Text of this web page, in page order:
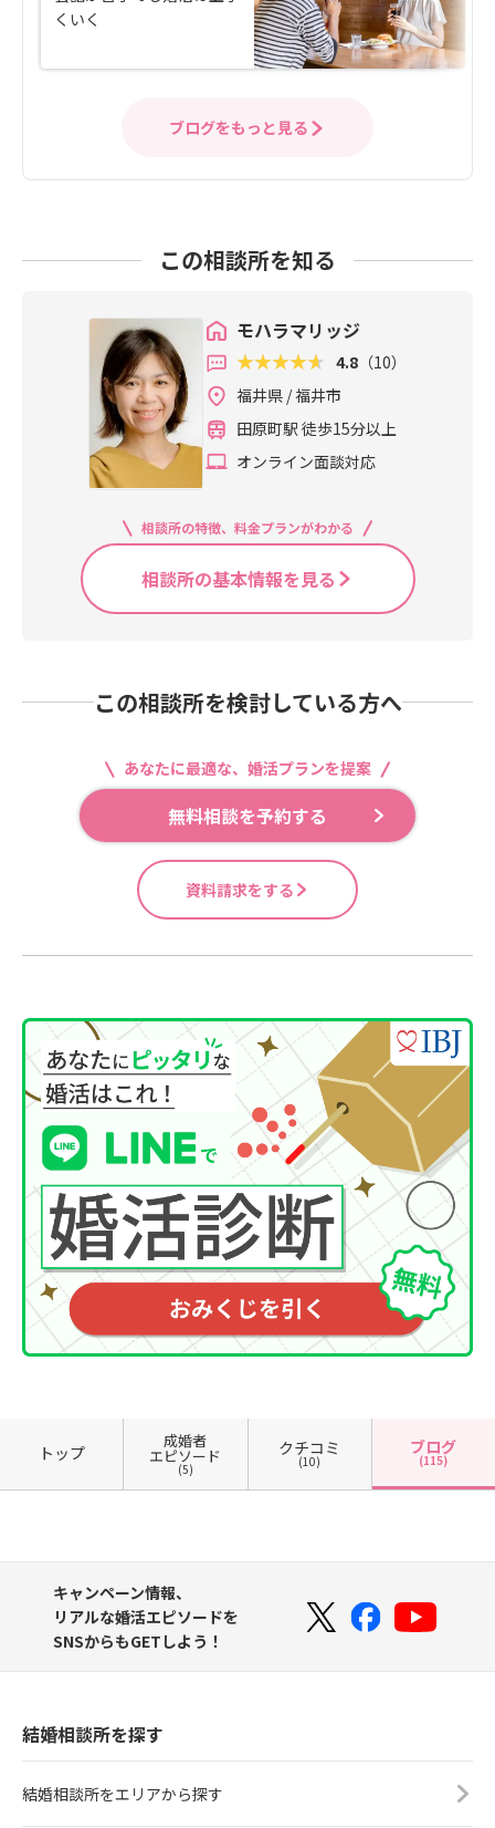
くいく
ブログをもっと見る
この相談所を知る
モハラマリッジ
4.8 （10）
福井県 / 福井市
田原町駅 徒歩15分以上
オンライン面談対応
相談所の特徴、料金プランがわかる
相談所の基本情報を見る
この相談所を検討している方へ
あなたに最適な、婚活プランを提案
無料相談を予約する
資料請求をする
トップ
成婚者
エピソード
(5)
クチコミ
(10)
ブログ
(115)
キャンペーン情報、
リアルな婚活エピソードを
SNSからもGETしよう！
結婚相談所を探す
結婚相談所をエリアから探す